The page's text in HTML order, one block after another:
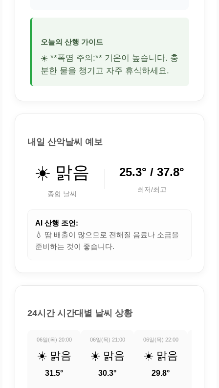
오늘의 산행 가이드
☀️ **폭염 주의:** 기온이 높습니다. 충
분한 물을 챙기고 자주 휴식하세요.
내일 산악날씨 예보
☀️ 맑음
종합 날씨
25.3° / 37.8°
최저/최고
AI 산행 조언:
💧 땀 배출이 많으므로 전해질 음료나 소금을
준비하는 것이 좋습니다.
24시간 시간대별 날씨 상황
06일(목) 20:00
☀️ 맑음
31.5°
06일(목) 21:00
☀️ 맑음
30.3°
06일(목) 22:00
☀️ 맑음
29.8°